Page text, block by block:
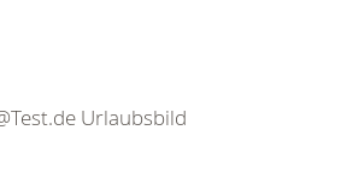
Urlaubsbild